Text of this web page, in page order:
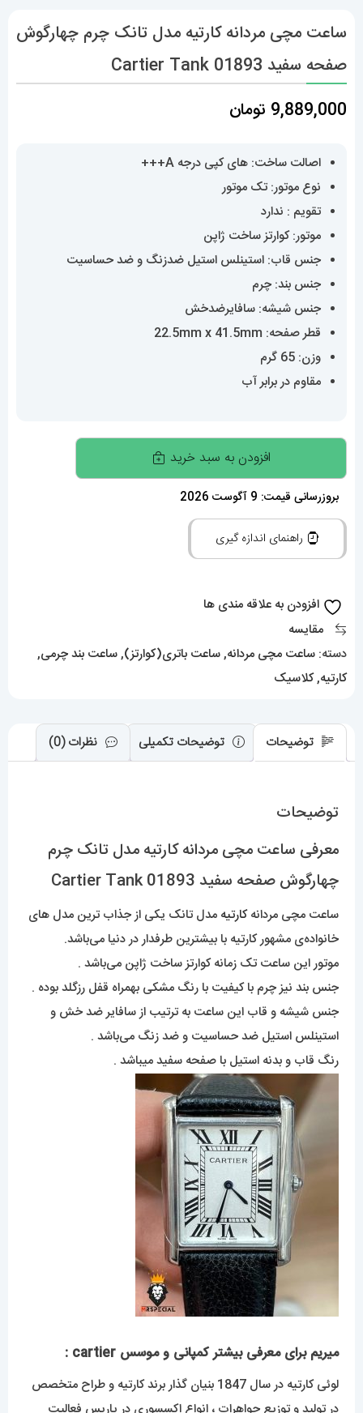
ساعت مچی مردانه کارتیه مدل تانک چرم چهارگوش
صفحه سفید Cartier Tank 01893
9,889,000 تومان
اصالت ساخت: های کپی درجه A+++
نوع موتور: تک موتور
تقویم : ندارد
موتور: کوارتز ساخت ژاپن
جنس قاب: استینلس استیل ضدزنگ و ضد حساسیت
جنس بند: چرم
جنس شیشه: سافایرضدخش
قطر صفحه: 22.5mm x 41.5mm
وزن: 65 گرم
مقاوم در برابر آب
ساعت
مچی
مردانه
کارتیه
چهارگوش
Cartier
01893
عدد
افزودن به سبد خرید
بروزرسانی قیمت: 9 آگوست 2026
راهنمای اندازه گیری
افزودن به علاقه مندی ها
مقایسه
دسته: ساعت مچی مردانه,ساعت باتری(کوارتز),ساعت بند چرمی,
کارتیه,کلاسیک
توضیحات توضیحات تکمیلی نظرات (0)
توضیحات
معرفی ساعت مچی مردانه کارتیه مدل تانک چرم
چهارگوش صفحه سفید Cartier Tank 01893
ساعت مچی مردانهکارتیه مدل تانک یکی از جذاب ترین مدل های
خانواده‌ی مشهور کارتیه با بیشترین طرفدار در دنیا می‌باشد.
موتور این ساعت تک زمانه کوارتز ساخت ژاپن می‌باشد .
جنس بند نیز چرم با کیفیت با رنگ مشکی بهمراه قفل رزگلد بوده .
جنس شیشه و قاب این ساعت به ترتیب از سافایر ضد خش و
استینلس استیل ضد حساسیت و ضد زنگ می‌باشد .
رنگ قاب و بدنه استیل با صفحه سفید میباشد .
میریم برای معرفی بیشتر کمپانی و موسس cartier :
لوئی کارتیه در سال 1847 بنیان گذار برند کارتیه و طراح متخصص